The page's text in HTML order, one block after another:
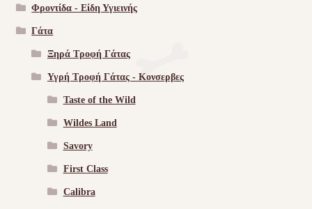
Φροντίδα - Είδη Υγιεινής
Γάτα
Ξηρά Τροφή Γάτας
Υγρή Τροφή Γάτας - Kονσερβες
Taste of the Wild
Wildes Land
Savory
First Class
Calibra